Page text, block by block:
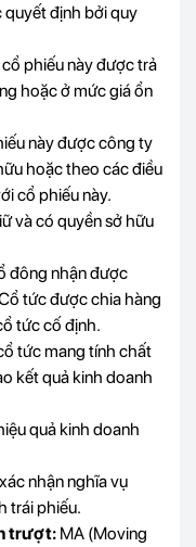
quyết định bởi quy
phiếu này được trả
hoặc ở mức giá ổn
này được công ty
hoặc theo các điều
cổ phiếu này.
và có quyền sở hữu
đông nhận được
tức được chia hàng
tức cố định.
tức mang tính chất
kết quả kinh doanh
quả kinh doanh
nhận nghĩa vụ
trái phiếu.
trượt: MA (Moving